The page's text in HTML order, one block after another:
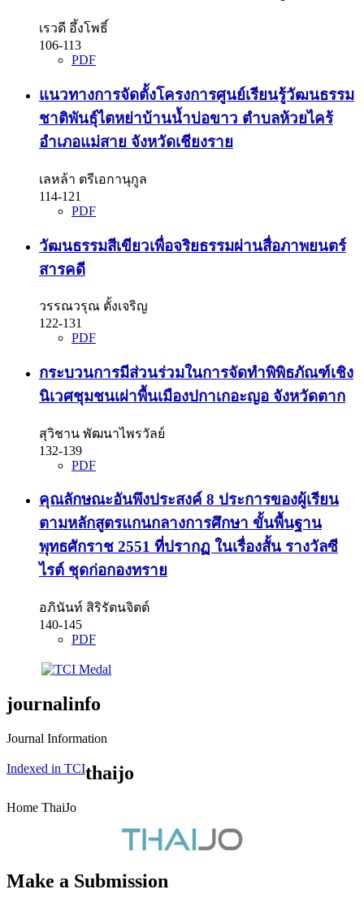
เรวดี อึ้งโพธิ์
106-113
PDF
แนวทางการจัดตั้งโครงการศูนย์เรียนรู้วัฒนธรรม
ชาติพันธุ์ไตหย่าบ้านน้ำบ่อขาว ตำบลห้วยไคร้
อำเภอแม่สาย จังหวัดเชียงราย
เลหล้า ตรีเอกานุกูล
114-121
PDF
วัฒนธรรมสีเขียวเพื่อจริยธรรมผ่านสื่อภาพยนตร์
สารคดี
วรรณวรุณ ตั้งเจริญ
122-131
PDF
กระบวนการมีส่วนร่วมในการจัดทำพิพิธภัณฑ์เชิง
นิเวศชุมชนเผ่าพื้นเมืองปกาเกอะญอ จังหวัดตาก
สุวิชาน พัฒนาไพรวัลย์
132-139
PDF
คุณลักษณะอันพึงประสงค์ 8 ประการของผู้เรียน
ตามหลักสูตรแกนกลางการศึกษา ขั้นพื้นฐาน
พุทธศักราช 2551 ที่ปรากฏ ในเรื่องสั้น รางวัลซี
ไรต์ ชุดก่อกองทราย
อภินันท์ สิริรัตนจิตต์
140-145
PDF
journalinfo
Journal Information
Indexed in TCIthaijo
Home ThaiJo
Make a Submission